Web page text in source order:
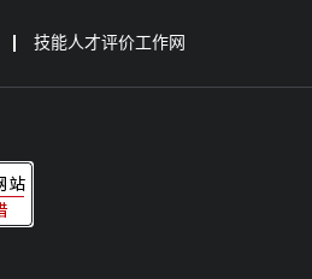
技能人才评价工作网